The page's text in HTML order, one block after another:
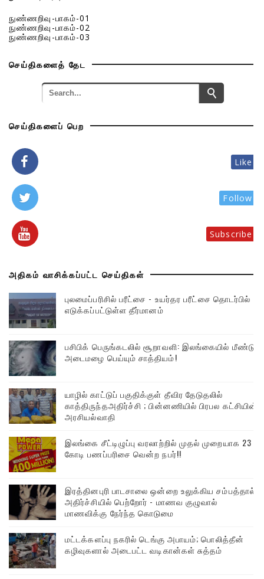
நுண்ணறிவு-பாகம்-01
நுண்ணறிவு-பாகம்-02
நுண்ணறிவு-பாகம்-03
செய்திகளைத் தேட
செய்திகளைப் பெற
Like
Follow
Subscribe
அதிகம் வாசிக்கப்பட்ட செய்திகள்
புலமைப்பரிசில் பரீட்சை - உயர்தர பரீட்சை தொடர்பில்
எடுக்கப்பட்டுள்ள தீர்மானம்
பசிபிக் பெருங்கடலில் சூறாவளி: இலங்கையில் மீண்டும்
அடைமழை பெய்யும் சாத்தியம்!
யாழில் காட்டுப் பகுதிக்குள் தீவிர தேடுதலில்
காத்திருந்தஅதிர்ச்சி ; பின்னணியில் பிரபல கட்சியின்
அரசியல்வாதி
இலங்கை சீட்டிழுப்பு வரலாற்றில் முதல் முறையாக 23
கோடி பணப்பரிசை வென்ற நபர்!!
இரத்தினபுரி பாடசாலை ஒன்றை உலுக்கிய சம்பத்தால்
அதிர்ச்சியில் பெற்றோர் - மாணவ குழுவால்
மாணவிக்கு நேர்ந்த கொடுமை
மட்டக்களப்பு நகரில் டெங்கு அபாயம்; பொலித்தீன்
கழிவுகளால் அடைபட்ட வடிகான்கள் சுத்தம்